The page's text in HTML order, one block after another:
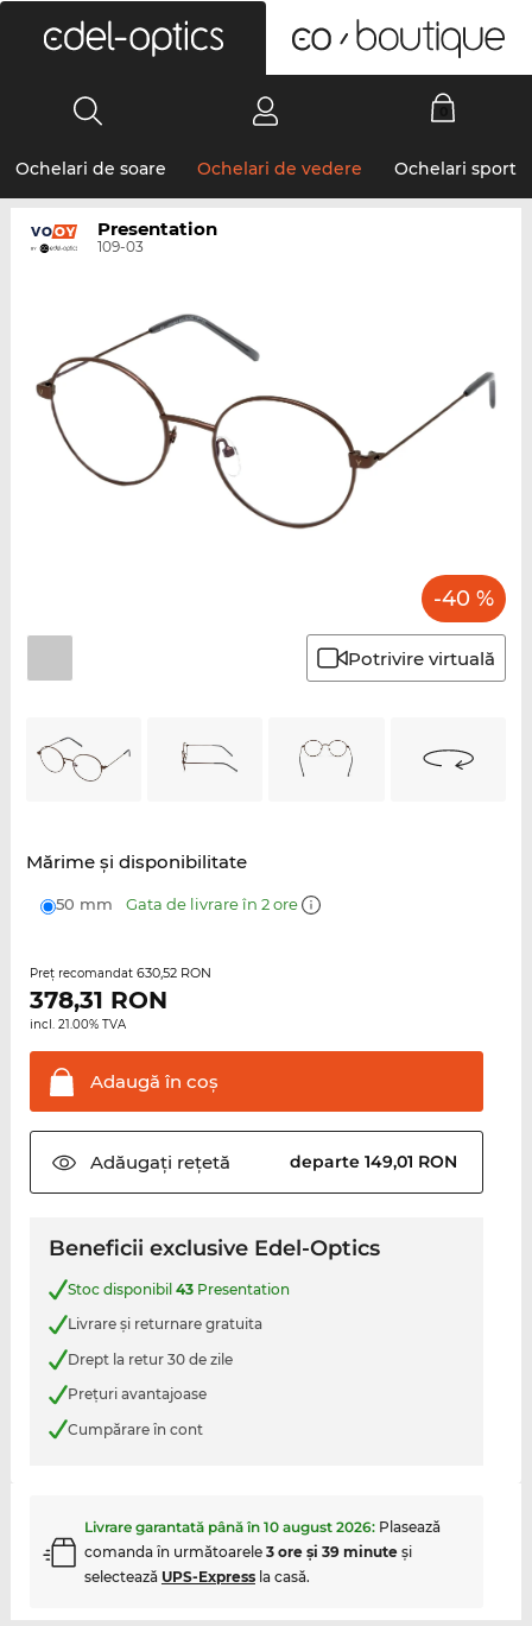
Ochelari de soare Ochelari de vedere Ochelari sport
Presentation
109-03
-40 %
Potrivire virtuală
Mărime şi disponibilitate
50 mm Gata de livrare în 2 ore
Preţ recomandat 630,52 RON
378,31 RON
incl. 21.00% TVA
Adaugă în coş
Adăugați rețetă departe 149,01 RON
Beneficii exclusive Edel-Optics
Stoc disponibil 43Presentation
Livrare şi returnare gratuita
Drept la retur 30 de zile
Preţuri avantajoase
Cumpărare în cont
Livrare garantată până în 10 august 2026: Plasează
comanda în următoarele 3 ore şi 39 minuteşi
selectează UPS-Expressla casă.